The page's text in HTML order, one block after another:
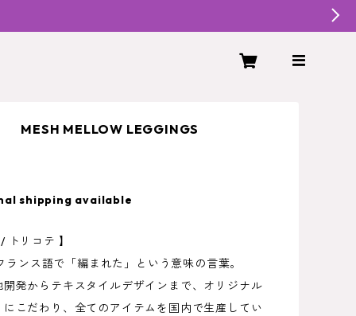
MELLOW LEGGINGS
shipping available
トリコテ 】
ランス語で「編まれた」という意味の言葉。
開発からテキスタイルデザインまで、オリジナル
にこだわり、全てのアイテムを国内で生産してい